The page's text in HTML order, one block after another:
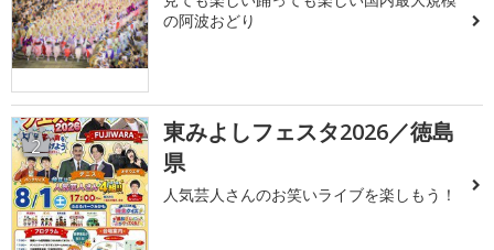
の阿波おどり
2
東みよしフェスタ2026／徳島
県
人気芸人さんのお笑いライブを楽しもう！